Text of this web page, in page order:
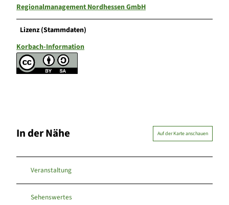
Regionalmanagement Nordhessen GmbH
Lizenz (Stammdaten)
Korbach-Information
In der Nähe Auf der Karte anschauen
Veranstaltung
Sehenswertes